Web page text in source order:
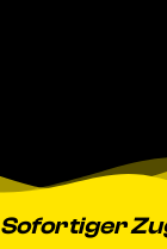
Sofortiger